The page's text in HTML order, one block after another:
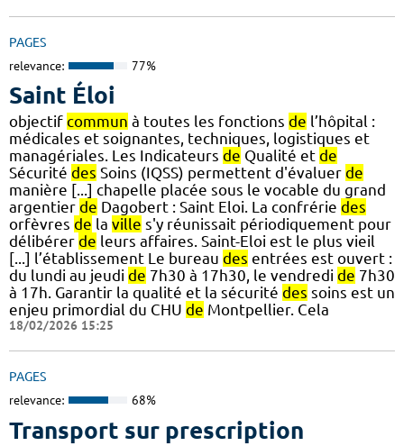
PAGES
relevance: 77%
Saint Éloi
objectif commun à toutes les fonctions de l’hôpital :
médicales et soignantes, techniques, logistiques et
managériales. Les Indicateurs de Qualité et de
Sécurité des Soins (IQSS) permettent d'évaluer de
manière [...] chapelle placée sous le vocable du grand
argentier de Dagobert : Saint Eloi. La confrérie des
orfèvres de la ville s'y réunissait périodiquement pour
délibérer de leurs affaires. Saint-Eloi est le plus vieil
[...] l’établissement Le bureau des entrées est ouvert :
du lundi au jeudi de 7h30 à 17h30, le vendredi de 7h30
à 17h. Garantir la qualité et la sécurité des soins est un
enjeu primordial du CHU de Montpellier. Cela
18/02/2026 15:25
PAGES
relevance: 68%
Transport sur prescription